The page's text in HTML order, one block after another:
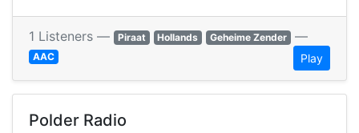
1 Listeners — Piraat Hollands Geheime Zender —
AAC Play
Polder Radio